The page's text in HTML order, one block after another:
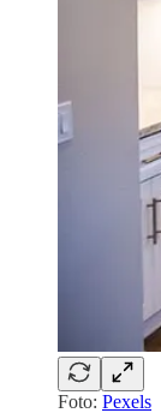
Foto: Pexels